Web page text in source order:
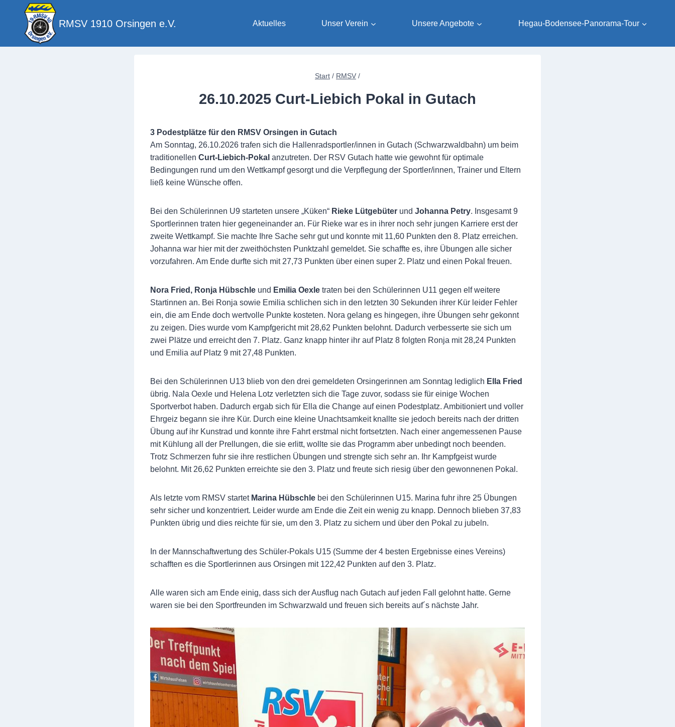
springen
RMSV 1910 Orsingen e.V. Aktuelles Unser Verein Unsere Angebote Hegau-Bodensee-Panorama-Tour
Start / RMSV /
26.10.2025 Curt-Liebich Pokal in Gutach
3 Podestplätze für den RMSV Orsingen in Gutach
Am Sonntag, 26.10.2026 trafen sich die Hallenradsportler/innen in Gutach (Schwarzwaldbahn) um beim
traditionellen Curt-Liebich-Pokal anzutreten. Der RSV Gutach hatte wie gewohnt für optimale
Bedingungen rund um den Wettkampf gesorgt und die Verpflegung der Sportler/innen, Trainer und Eltern
ließ keine Wünsche offen.
Bei den Schülerinnen U9 starteten unsere „Küken“ Rieke Lütgebüter und Johanna Petry. Insgesamt 9
Sportlerinnen traten hier gegeneinander an. Für Rieke war es in ihrer noch sehr jungen Karriere erst der
zweite Wettkampf. Sie machte Ihre Sache sehr gut und konnte mit 11,60 Punkten den 8. Platz erreichen.
Johanna war hier mit der zweithöchsten Punktzahl gemeldet. Sie schaffte es, ihre Übungen alle sicher
vorzufahren. Am Ende durfte sich mit 27,73 Punkten über einen super 2. Platz und einen Pokal freuen.
Nora Fried, Ronja Hübschle und Emilia Oexle traten bei den Schülerinnen U11 gegen elf weitere
Startinnen an. Bei Ronja sowie Emilia schlichen sich in den letzten 30 Sekunden ihrer Kür leider Fehler
ein, die am Ende doch wertvolle Punkte kosteten. Nora gelang es hingegen, ihre Übungen sehr gekonnt
zu zeigen. Dies wurde vom Kampfgericht mit 28,62 Punkten belohnt. Dadurch verbesserte sie sich um
zwei Plätze und erreicht den 7. Platz. Ganz knapp hinter ihr auf Platz 8 folgten Ronja mit 28,24 Punkten
und Emilia auf Platz 9 mit 27,48 Punkten.
Bei den Schülerinnen U13 blieb von den drei gemeldeten Orsingerinnen am Sonntag lediglich Ella Fried
übrig. Nala Oexle und Helena Lotz verletzten sich die Tage zuvor, sodass sie für einige Wochen
Sportverbot haben. Dadurch ergab sich für Ella die Change auf einen Podestplatz. Ambitioniert und voller
Ehrgeiz begann sie ihre Kür. Durch eine kleine Unachtsamkeit knallte sie jedoch bereits nach der dritten
Übung auf ihr Kunstrad und konnte ihre Fahrt erstmal nicht fortsetzten. Nach einer angemessenen Pause
mit Kühlung all der Prellungen, die sie erlitt, wollte sie das Programm aber unbedingt noch beenden.
Trotz Schmerzen fuhr sie ihre restlichen Übungen und strengte sich sehr an. Ihr Kampfgeist wurde
belohnt. Mit 26,62 Punkten erreichte sie den 3. Platz und freute sich riesig über den gewonnenen Pokal.
Als letzte vom RMSV startet Marina Hübschle bei den Schülerinnen U15. Marina fuhr ihre 25 Übungen
sehr sicher und konzentriert. Leider wurde am Ende die Zeit ein wenig zu knapp. Dennoch blieben 37,83
Punkten übrig und dies reichte für sie, um den 3. Platz zu sichern und über den Pokal zu jubeln.
In der Mannschaftwertung des Schüler-Pokals U15 (Summe der 4 besten Ergebnisse eines Vereins)
schafften es die Sportlerinnen aus Orsingen mit 122,42 Punkten auf den 3. Platz.
Alle waren sich am Ende einig, dass sich der Ausflug nach Gutach auf jeden Fall gelohnt hatte. Gerne
waren sie bei den Sportfreunden im Schwarzwald und freuen sich bereits auf´s nächste Jahr.